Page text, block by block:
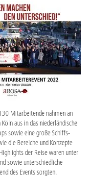
Mitarbeitende nahmen an
aus in das niederländische
sowie eine große Schiffs-
die Bereiche und Konzepte
der Reise waren unter
sowie unterschiedliche
des Events sorgten.